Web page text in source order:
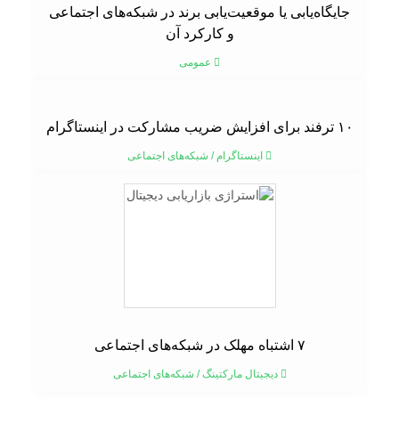
جایگاه‌یابی یا موقعیت‌یابی برند در شبکه‌های اجتماعی
و کارکرد آن
عمومی
۱۰ ترفند برای افزایش ضریب مشارکت در اینستاگرام
اینستاگرام/شبکه‌های اجتماعی
دیجیتال مارکتینگ/شبکه‌های اجتماعی